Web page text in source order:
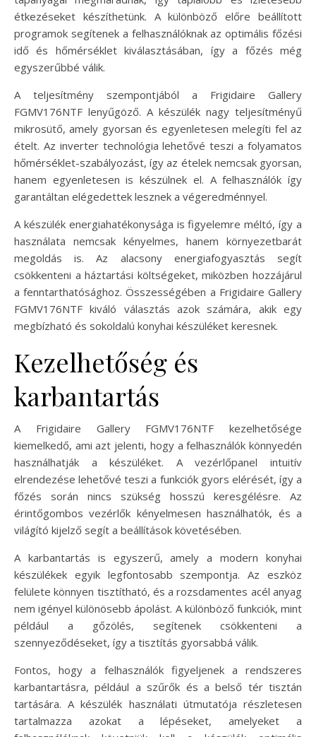
étkezéseket készíthetünk. A különböző előre beállított
programok segítenek a felhasználóknak az optimális főzési
idő és hőmérséklet kiválasztásában, így a főzés még
egyszerűbbé válik.
A teljesítmény szempontjából a Frigidaire Gallery
FGMV176NTF lenyűgöző. A készülék nagy teljesítményű
mikrosütő, amely gyorsan és egyenletesen melegíti fel az
ételt. Az inverter technológia lehetővé teszi a folyamatos
hőmérséklet-szabályozást, így az ételek nemcsak gyorsan,
hanem egyenletesen is készülnek el. A felhasználók így
garantáltan elégedettek lesznek a végeredménnyel.
A készülék energiahatékonysága is figyelemre méltó, így a
használata nemcsak kényelmes, hanem környezetbarát
megoldás is. Az alacsony energiafogyasztás segít
csökkenteni a háztartási költségeket, miközben hozzájárul
a fenntarthatósághoz. Összességében a Frigidaire Gallery
FGMV176NTF kiváló választás azok számára, akik egy
megbízható és sokoldalú konyhai készüléket keresnek.
Kezelhetőség és
karbantartás
A Frigidaire Gallery FGMV176NTF kezelhetősége
kiemelkedő, ami azt jelenti, hogy a felhasználók könnyedén
használhatják a készüléket. A vezérlőpanel intuitív
elrendezése lehetővé teszi a funkciók gyors elérését, így a
főzés során nincs szükség hosszú keresgélésre. Az
érintőgombos vezérlők kényelmesen használhatók, és a
világító kijelző segít a beállítások követésében.
A karbantartás is egyszerű, amely a modern konyhai
készülékek egyik legfontosabb szempontja. Az eszköz
felülete könnyen tisztítható, és a rozsdamentes acél anyag
nem igényel különösebb ápolást. A különböző funkciók, mint
például a gőzölés, segítenek csökkenteni a
szennyeződéseket, így a tisztítás gyorsabbá válik.
Fontos, hogy a felhasználók figyeljenek a rendszeres
karbantartásra, például a szűrők és a belső tér tisztán
tartására. A készülék használati útmutatója részletesen
tartalmazza azokat a lépéseket, amelyeket a